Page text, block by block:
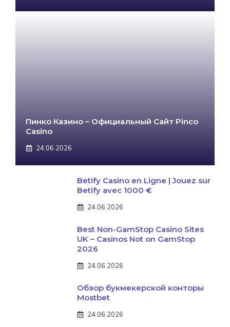
Пинко Казино – Официальный Сайт Pinco
Casino
24.06.2026
Betify Casino en Ligne | Jouez sur
Betify avec 1000 €
24.06.2026
Best Non-GamStop Casino Sites
UK – Casinos Not on GamStop
2026
24.06.2026
Обзор букмекерской конторы
Mostbet
24.06.2026